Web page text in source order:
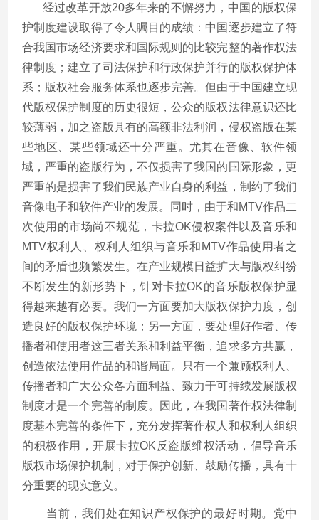
经过改革开放20多年来的不懈努力，中国的版权保
护制度建设取得了令人瞩目的成绩：中国逐步建立了符
合我国市场经济要求和国际规则的比较完整的著作权法
律制度；建立了司法保护和行政保护并行的版权保护体
系；版权社会服务体系也逐步完善。但由于中国建立现
代版权保护制度的历史很短，公众的版权法律意识还比
较薄弱，加之盗版具有的高额非法利润，侵权盗版在某
些地区、某些领域还十分严重。尤其在音像、软件领
域，严重的盗版行为，不仅损害了我国的国际形象，更
严重的是损害了我们民族产业自身的利益，制约了我们
音像电子和软件产业的发展。同时，由于和MTV作品二
次使用的市场尚不规范，卡拉OK侵权案件以及音乐和
MTV权利人、权利人组织与音乐和MTV作品使用者之
间的矛盾也频繁发生。在产业规模日益扩大与版权纠纷
不断发生的新形势下，针对卡拉OK的音乐版权保护显
得越来越有必要。我们一方面要加大版权保护力度，创
造良好的版权保护环境；另一方面，要处理好作者、传
播者和使用者这三者关系和利益平衡，追求多方共赢，
创造依法使用作品的和谐局面。只有一个兼顾权利人、
传播者和广大公众各方面利益、致力于可持续发展版权
制度才是一个完善的制度。因此，在我国著作权法律制
度基本完善的条件下，充分发挥著作权人和权利人组织
的积极作用，开展卡拉OK反盗版维权活动，倡导音乐
版权市场保护机制，对于保护创新、鼓励传播，具有十
分重要的现实意义。
当前，我们处在知识产权保护的最好时期。党中